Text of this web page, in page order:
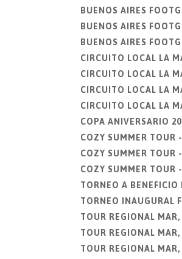
BUENOS AIRES
BUENOS AIRES
BUENOS AIRES
CIRCUITO LOCAL LA
CIRCUITO LOCAL LA
CIRCUITO LOCAL LA
CIRCUITO LOCAL LA
COPA ANIVERSARIO
COZY SUMMER TOUR
COZY SUMMER TOUR
COZY SUMMER TOUR
TORNEO A BENEFICIO
TORNEO INAUGURAL
TOUR REGIONAL
TOUR REGIONAL
TOUR REGIONAL